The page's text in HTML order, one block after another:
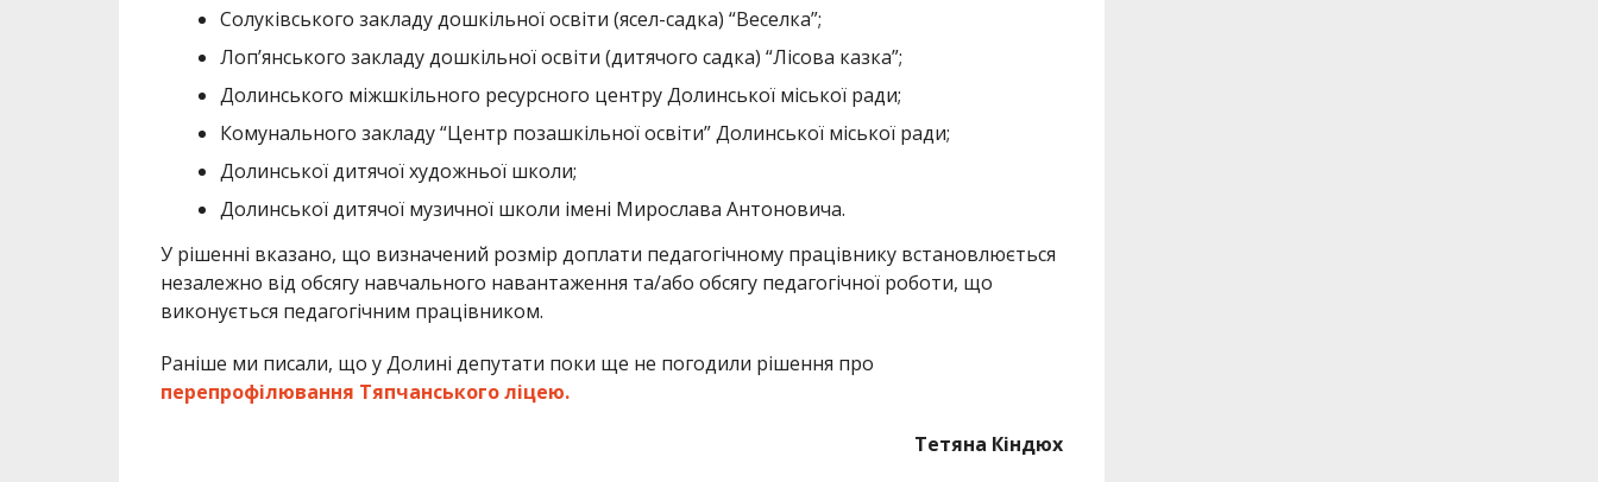
Солуківського закладу дошкільної освіти (ясел-садка) “Веселка”;
Лоп’янського закладу дошкільної освіти (дитячого садка) “Лісова казка”;
Долинського міжшкільного ресурсного центру Долинської міської ради;
Комунального закладу “Центр позашкільної освіти” Долинської міської ради;
Долинської дитячої художньої школи;
Долинської дитячої музичної школи імені Мирослава Антоновича.
У рішенні вказано, що визначений розмір доплати педагогічному працівнику встановлюється
незалежно від обсягу навчального навантаження та/або обсягу педагогічної роботи, що
виконується педагогічним працівником.
Раніше ми писали, що у Долині депутати поки ще не погодили рішення про
перепрофілювання Тяпчанського ліцею.
Тетяна Кіндюх